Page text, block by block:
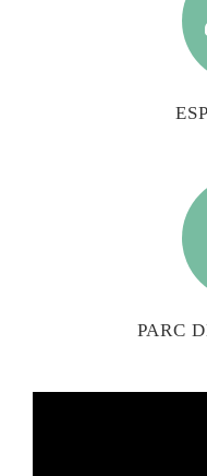
PARC